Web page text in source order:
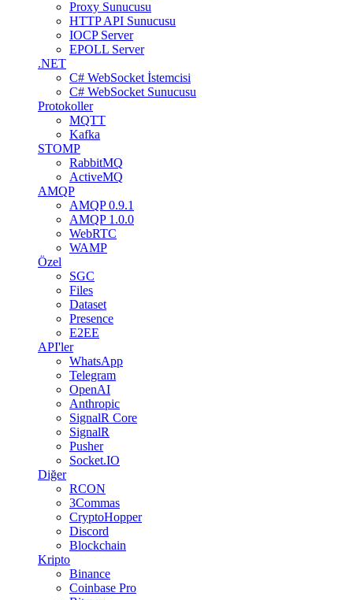
Proxy Sunucusu
HTTP API Sunucusu
IOCP Server
EPOLL Server
.NET
C# WebSocket İstemcisi
C# WebSocket Sunucusu
Protokoller
MQTT
Kafka
STOMP
RabbitMQ
ActiveMQ
AMQP
AMQP 0.9.1
AMQP 1.0.0
WebRTC
WAMP
Özel
SGC
Files
Dataset
Presence
E2EE
API'ler
WhatsApp
Telegram
OpenAI
Anthropic
SignalR Core
SignalR
Pusher
Socket.IO
Diğer
RCON
3Commas
CryptoHopper
Discord
Blockchain
Kripto
Binance
Coinbase Pro